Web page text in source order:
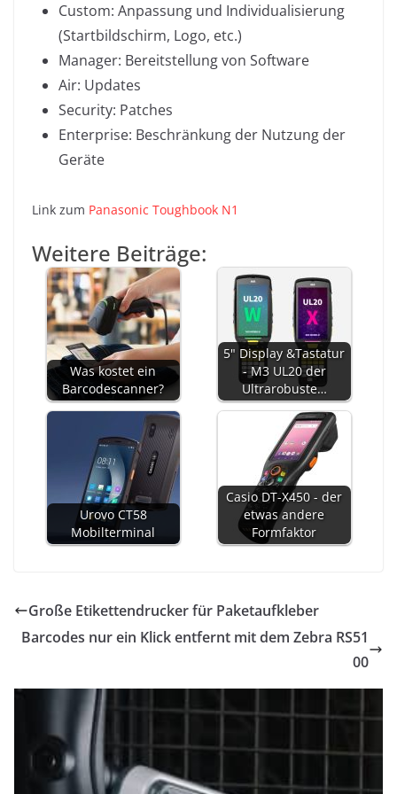
Custom: Anpassung und Individualisierung
(Startbildschirm, Logo, etc.)
Manager: Bereitstellung von Software
Air: Updates
Security: Patches
Enterprise: Beschränkung der Nutzung der
Geräte
Link zum Panasonic Toughbook N1
Weitere Beiträge:
Was kostet ein
Barcodescanner?
5" Display &Tastatur
- M3 UL20 der
Ultrarobuste…
Urovo CT58
Mobilterminal
Casio DT-X450 - der
etwas andere
Formfaktor
Große Etikettendrucker für Paketaufkleber
Barcodes nur ein Klick entfernt mit dem Zebra RS51
00